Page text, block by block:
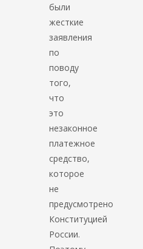
были
жесткие
заявления
по
поводу
того,
что
это
незаконное
платежное
средство,
которое
не
предусмотрено
Конституцией
России.